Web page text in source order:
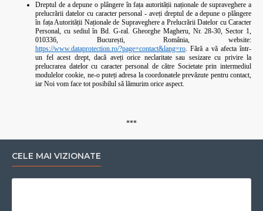
Dreptul de a depune o plângere în fața autorității naționale de supraveghere a
prelucrării datelor cu caracter personal - aveți dreptul de a depune o plângere
în fața Autorității Naționale de Supraveghere a Prelucrării Datelor cu Caracter
Personal, cu sediul în Bd. G-ral. Gheorghe Magheru, Nr. 28-30, Sector 1,
010336, București, România, website:
https://www.dataprotection.ro/?page=contact&lang=ro. Fără a vă afecta într-
un fel acest drept, dacă aveți orice neclaritate sau sesizare cu privire la
prelucrarea datelor cu caracter personal de către Societate prin intermediul
modulelor cookie, ne-o puteți adresa la coordonatele prevăzute pentru contact,
iar Noi vom face tot posibilul să lămurim orice aspect.
***
CELE MAI VIZIONATE